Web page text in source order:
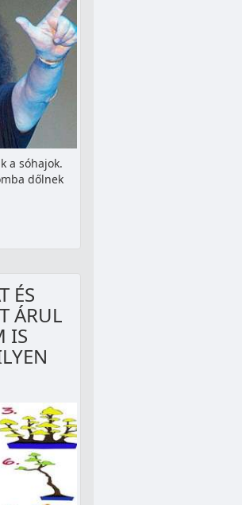
a sóhajok.
dőlnek
ÉS
ÁRUL
IS